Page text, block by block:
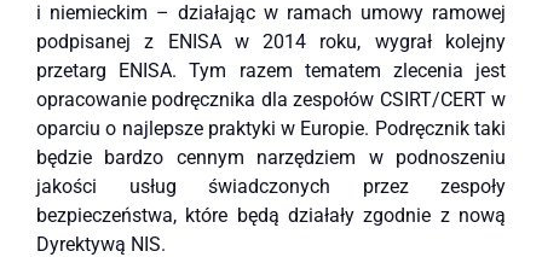
i niemieckim – działając w ramach umowy ramowej
podpisanej z ENISA w 2014 roku, wygrał kolejny
przetarg ENISA. Tym razem tematem zlecenia jest
opracowanie podręcznika dla zespołów CSIRT/CERT w
oparciu o najlepsze praktyki w Europie. Podręcznik taki
będzie bardzo cennym narzędziem w podnoszeniu
jakości usług świadczonych przez zespoły
bezpieczeństwa, które będą działały zgodnie z nową
Dyrektywą NIS.